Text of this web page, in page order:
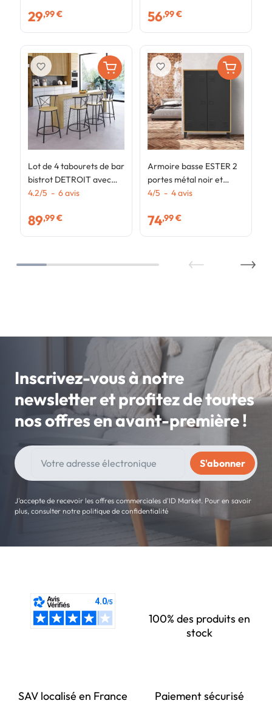
29,99 €
Lot de 4 tabourets de bar
bistrot DETROIT avec
dossier arrondis design
4.2/5 - 6avis
89,99 €
favorite_border
56,99 €
Armoire basse ESTER 2
portes métal noir et
contour bois design
4/5 - 4avis
74,99 €
favorite_border
Inscrivez-vous à notre
newsletter et profitez de toutes
nos offres en avant-première !
J'accepte de recevoir les offres commerciales d'ID Market. Pour en savoir
plus, consulter notre politique de confidentialité
100% des produits en
stock
SAV localisé en France Paiement sécurisé